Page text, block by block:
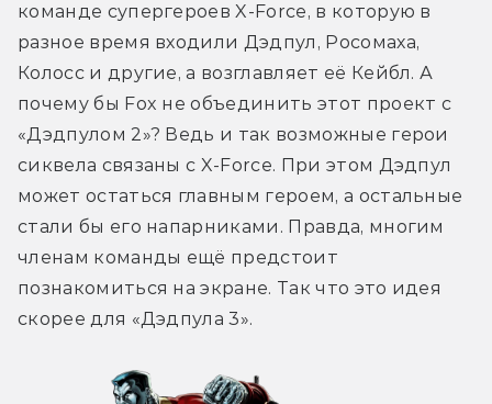
команде супергероев X-Force, в которую в
разное время входили Дэдпул, Росомаха,
Колосс и другие, а возглавляет её Кейбл. А
почему бы Fox не объединить этот проект с
«Дэдпулом 2»? Ведь и так возможные герои
сиквела связаны с X-Force. При этом Дэдпул
может остаться главным героем, а остальные
стали бы его напарниками. Правда, многим
членам команды ещё предстоит
познакомиться на экране. Так что это идея
скорее для «Дэдпула 3».